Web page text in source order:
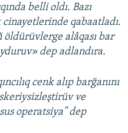
belli oldı. Bazı
qabaatladı.
alâqası bar
dep adlandıra.
cenk alıp barğanını
ve
operatsiya" dep